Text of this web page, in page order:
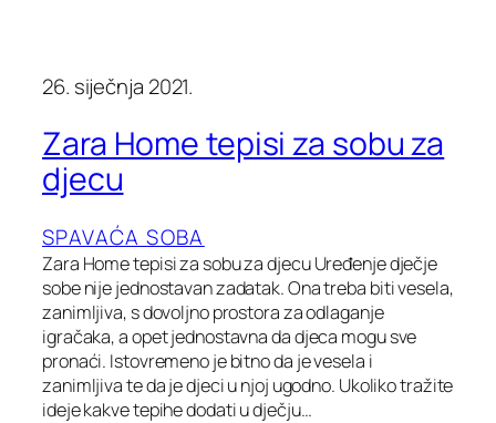
26. siječnja 2021.
Zara Home tepisi za sobu za
djecu
SPAVAĆA SOBA
Zara Home tepisi za sobu za djecu Uređenje dječje
sobe nije jednostavan zadatak. Ona treba biti vesela,
zanimljiva, s dovoljno prostora za odlaganje
igračaka, a opet jednostavna da djeca mogu sve
pronaći. Istovremeno je bitno da je vesela i
zanimljiva te da je djeci u njoj ugodno. Ukoliko tražite
ideje kakve tepihe dodati u dječju…